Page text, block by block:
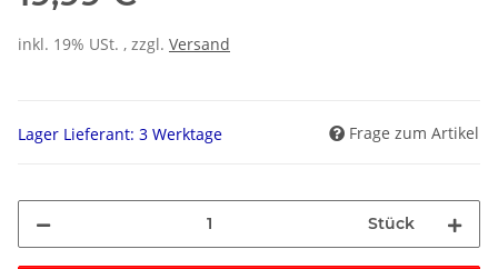
inkl. 19% USt. , zzgl. Versand
Lager Lieferant: 3 Werktage Frage zum Artikel
Stück